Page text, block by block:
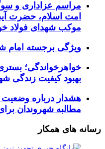
مراسم عزاداری و
امت اسلام، حضرت
موکب شهدای فولاد
ویژگی برجسته امام
خواهرخواندگی؛
بهبود کیفیت زندگی
هشدار درباره وضعیت
مطالبه شهروندان
رسانه های همکار